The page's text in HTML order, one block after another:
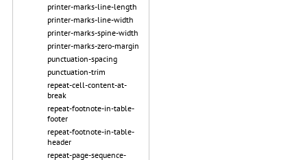
printer-marks-line-length
printer-marks-line-width
printer-marks-spine-width
printer-marks-zero-margin
punctuation-spacing
punctuation-trim
repeat-cell-content-at-
break
repeat-footnote-in-table-
footer
repeat-footnote-in-table-
header
repeat-page-sequence-